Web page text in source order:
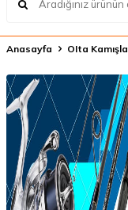
Anasayfa OIta